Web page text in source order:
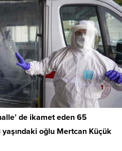
de ikamet eden 65
oğlu Mertcan Küçük